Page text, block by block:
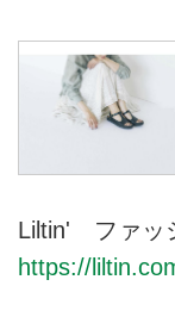
Liltin' ファッ
https://